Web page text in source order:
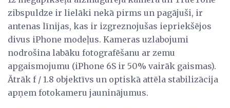
zibspuldze ir lielāki nekā pirms un pagājuši, ir
antenas līnijas, kas ir izgreznojušas iepriekšējos
divus iPhone modeļus. Kameras uzlabojumi
nodrošina labāku fotografēšanu ar zemu
apgaismojumu (iPhone 6S ir 50% vairāk gaismas).
Ātrāk f / 1.8 objektīvs un optiskā attēla stabilizācija
apņem fotokameru jauninājumus.